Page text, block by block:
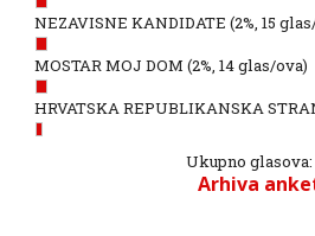
NEZAVISNE KANDIDATE (2%, 15
MOSTAR MOJ DOM (2%, 14 glas/ova)
HRVATSKA REPUBLIKANSKA
Ukupno glasova:
Arhiva